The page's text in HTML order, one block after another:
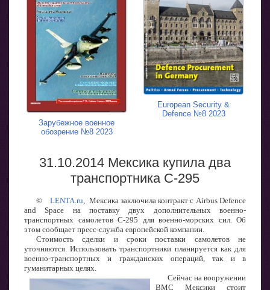
Зарубежное военное
обозрение №8 2023
European Security &
Defence №8 2023
31.10.2014 Мексика купила два
транспортника C-295
© LENTA.ru
Мексика заключила контракт с Airbus Defence
and Space на поставку двух дополнительных военно-
транспортных самолетов С-295 для военно-морских сил. Об
этом сообщает пресс-служба европейской компании.
Стоимость сделки и сроки поставки самолетов не
уточняются. Использовать транспортники планируется как для
военно-транспортных и гражданских операций, так и в
гуманитарных целях.
Сейчас на вооружении
ВМС Мексики стоит